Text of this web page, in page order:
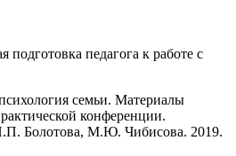
подготовка педагога к работе с
семьи. Материалы
конференции.
Болотова, М.Ю. Чибисова. 2019.